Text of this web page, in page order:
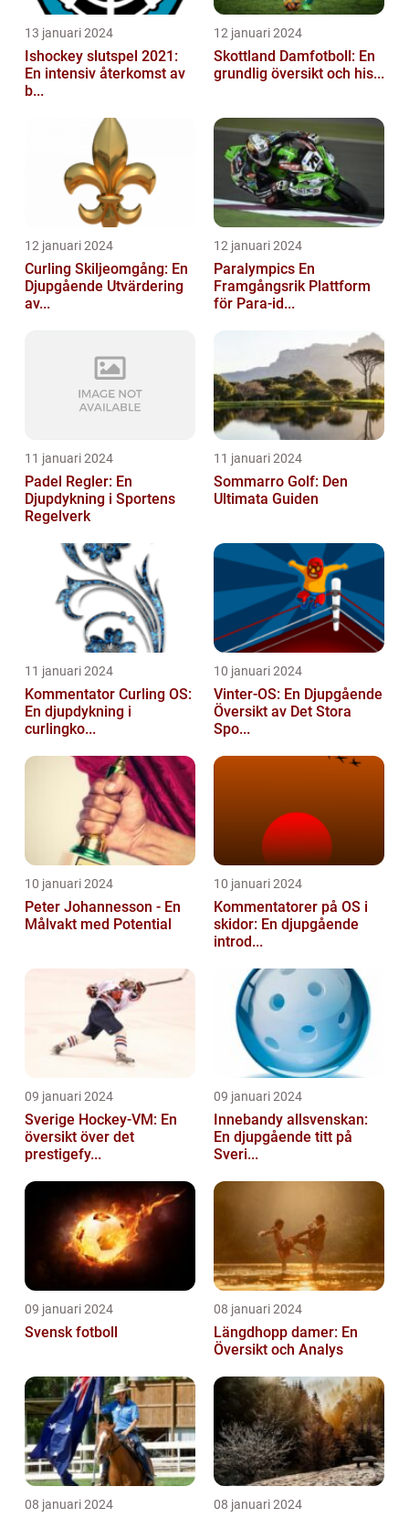
13 januari 2024
Ishockey slutspel 2021:
En intensiv återkomst av
b...
12 januari 2024
Skottland Damfotboll: En
grundlig översikt och his...
12 januari 2024
Curling Skiljeomgång: En
Djupgående Utvärdering
av...
12 januari 2024
Paralympics En
Framgångsrik Plattform
för Para-id...
11 januari 2024
Padel Regler: En
Djupdykning i Sportens
Regelverk
11 januari 2024
Sommarro Golf: Den
Ultimata Guiden
11 januari 2024
Kommentator Curling OS:
En djupdykning i
curlingko...
10 januari 2024
Vinter-OS: En Djupgående
Översikt av Det Stora
Spo...
10 januari 2024
Peter Johannesson - En
Målvakt med Potential
10 januari 2024
Kommentatorer på OS i
skidor: En djupgående
introd...
09 januari 2024
Sverige Hockey-VM: En
översikt över det
prestigefy...
09 januari 2024
Innebandy allsvenskan:
En djupgående titt på
Sveri...
09 januari 2024
Svensk fotboll
08 januari 2024
Längdhopp damer: En
Översikt och Analys
08 januari 2024 08 januari 2024